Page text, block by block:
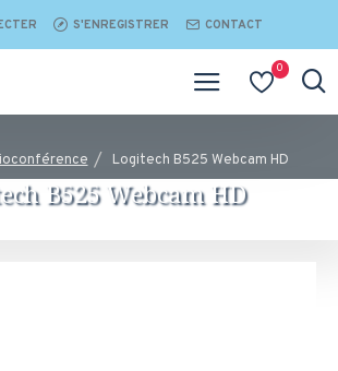
S'ENREGISTRER CONTACT
0
Logitech B525 Webcam HD
B525 Webcam HD